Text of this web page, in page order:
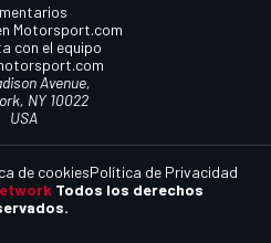
Motorsport.com
con el equipo
Avenue,
NY 10022
USA
Todos los derechos
de cookiesPolítica de Privacidad